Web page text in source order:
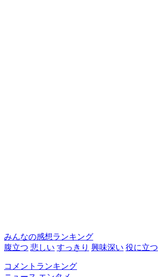
みんなの感想ランキング
腹立つ 悲しい すっきり 興味深い 役に立つ
コメントランキング